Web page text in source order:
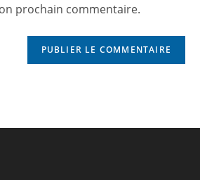
prochain commentaire.